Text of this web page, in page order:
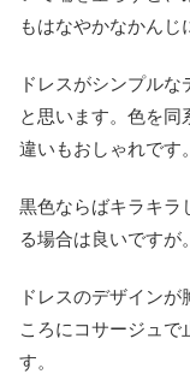
もはなやかなかんじ
ドレスがシンプル
と思います。色を
違いもおしゃれです。
黒色ならばキラキラ
る場合は良いですが
ドレスのデザイン
ころにコサージュで
す。